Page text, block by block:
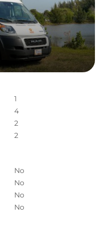
1
4
2
2
No
No
No
No